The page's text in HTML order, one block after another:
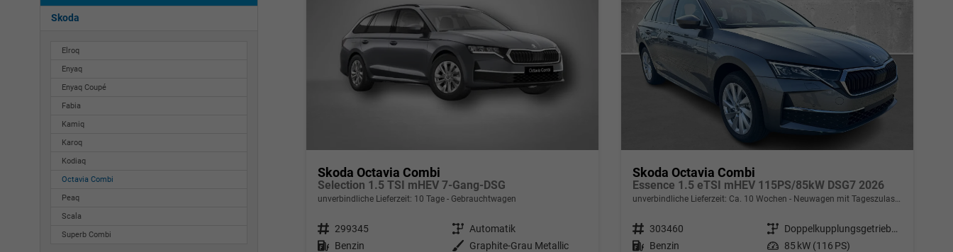
Skoda Octavia Combi
Selection 1.5 TSI mHEV 7-Gang-DSG
unverbindliche Lieferzeit: 10 Tage Gebrauchtwagen
Fahrzeugnr. 299345 Getriebe Automatik
Kraftstoff Benzin Außenfarbe
Graphite-Grau Metallic
Skoda Octavia Combi
Essence 1.5 eTSI mHEV 115PS/85kW DSG7 2026
unverbindliche Lieferzeit: Ca. 10 Wochen Neuwagen mit Tageszulassung
Fahrzeugnr. 303460 Getriebe
Doppelkupplungsgetriebe (DSG)
Kraftstoff Benzin Leistung 85 kW (116 PS)
Skoda
Elroq
Enyaq
Enyaq Coupé
Fabia
Kamiq
Karoq
Kodiaq
Octavia Combi
Peaq
Scala
Superb Combi